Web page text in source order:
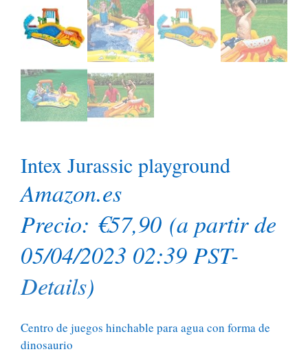
Intex Jurassic playground
Amazon.es
Precio: €57,90 (a partir de
05/04/2023 02:39 PST-
Details)
Centro de juegos hinchable para agua con forma de
dinosaurio